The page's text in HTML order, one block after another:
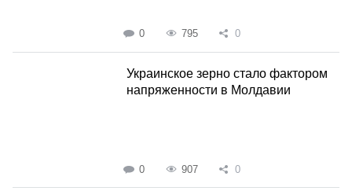
0 795 0
Украинское зерно стало фактором
напряженности в Молдавии
0 907 0